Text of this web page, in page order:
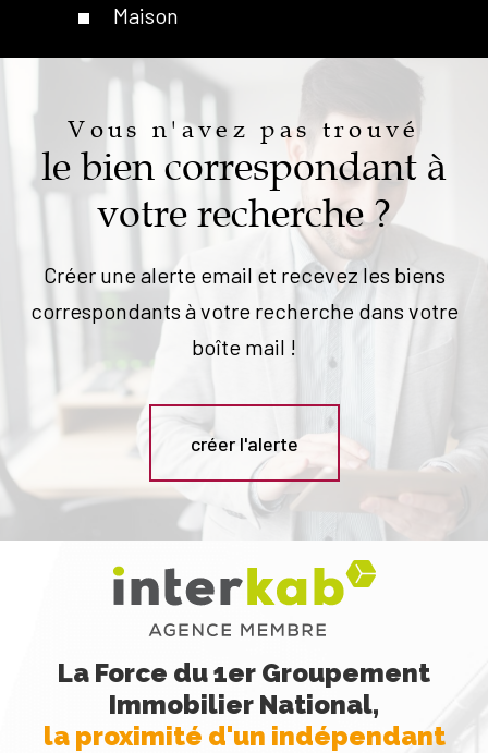
Maison
Vous n'avez pas trouvé
le bien correspondant à
votre recherche ?
Créer une alerte email et recevez les biens
correspondants à votre recherche dans votre
boîte mail !
créer l'alerte
La Force du 1er Groupement
Immobilier National,
la proximité d'un indépendant